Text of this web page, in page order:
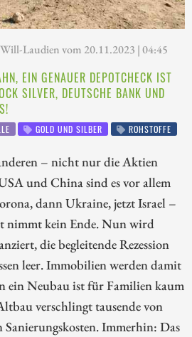
Laudien vom 20.11.2023 | 04:45
EIN GENAUER DEPOTCHECK IST
SILVER, DEUTSCHE BANK UND
GOLD UND SILBER
ROHSTOFFE
– nicht nur die Aktien
und China sind es vor allem
dann Ukraine, jetzt Israel –
nimmt kein Ende. Nun wird
die begleitende Rezession
leer. Immobilien werden damit
ein Neubau ist für Familien kaum
verschlingt tausende von
Immerhin: Das